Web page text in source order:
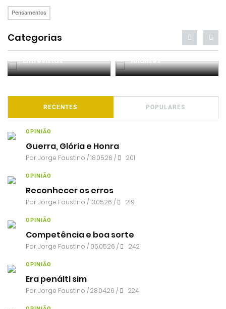
Pensamentos
Categorias
Entrevistas Análises
RECENTES POPULARES
OPINIÃO
Guerra, Glória e Honra
PorJorge Faustino / 18.05.26 / 201
OPINIÃO
Reconhecer os erros
PorJorge Faustino / 13.05.26 / 219
OPINIÃO
Competência e boa sorte
PorJorge Faustino / 05.05.26 / 242
OPINIÃO
Era penálti sim
PorJorge Faustino / 28.04.26 / 224